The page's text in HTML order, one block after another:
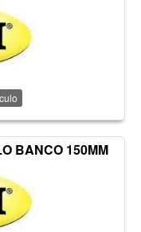
BANCO 150MM